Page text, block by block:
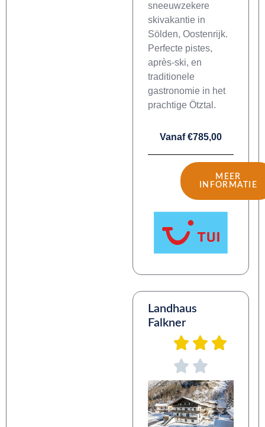
sneeuwzekere
skivakantie in
Sölden, Oostenrijk.
Perfecte pistes,
après-ski, en
traditionele
gastronomie in het
prachtige Ötztal.
Vanaf €785,00
MEER
INFORMATIE
Landhaus
Falkner